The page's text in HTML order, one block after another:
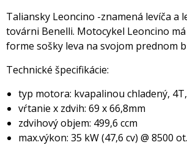
Taliansky Leoncino -znamená levíča a
továrni Benelli. Motocykel Leoncino
forme sošky leva na svojom prednom
Technické špecifikácie:
typ motora: kvapalinou chladený,
vŕtanie x zdvih: 69 x 66,8mm
zdvihový objem: 499,6 ccm
max.výkon: 35 kW (47,6 cv) @ 8500